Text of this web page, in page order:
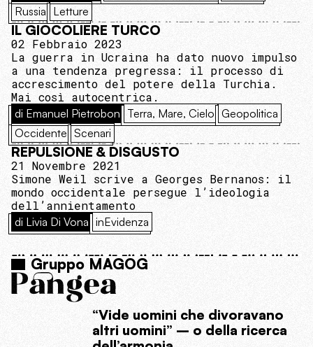
Russia Letture
IL GIOCOLIERE TURCO
02 Febbraio 2023
La guerra in Ucraina ha dato nuovo impulso
a una tendenza pregressa: il processo di
accrescimento del potere della Turchia.
Mai così autocentrica.
di Emanuel Pietrobon Terra, Mare, Cielo Geopolitica
Occidente Scenari
REPULSIONE & DISGUSTO
21 Novembre 2021
Simone Weil scrive a Georges Bernanos: il
mondo occidentale persegue l’ideologia
dell’annientamento
di Livia Di Vona inEvidenza
Gruppo MAGOG
“Vide uomini che divoravano
altri uomini” – o della ricerca